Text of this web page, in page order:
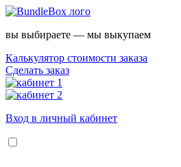
вы выбираете — мы выкупаем
Калькулятор стоимости заказа
Сделать заказ
Вход в личный кабинет